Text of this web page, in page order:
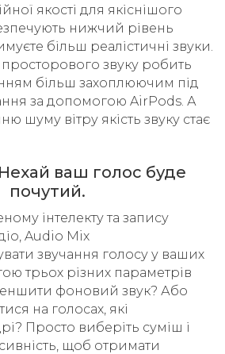
якості для якіснішого
нижчий рівень
більш реалістичні звуки.
звуку робить
більш захоплюючим під
за допомогою AirPods. А
шуму вітру якість звуку стає
ваш голос буде
почутий.
інтелекту та запису
Audio Mix
звучання голосу у ваших
трьох різних параметрів
фоновий звук? Або
на голосах, які
Просто виберіть суміш і
щоб отримати